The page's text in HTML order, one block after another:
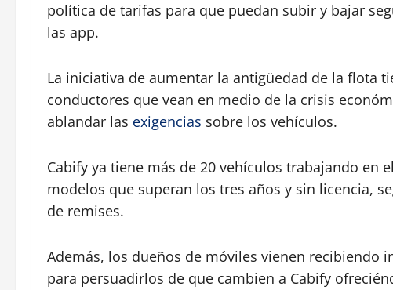
política de tarifas para que puedan subir y bajar
las app.
La iniciativa de aumentar la antigüedad de la flota
conductores que vean en medio de la crisis
ablandar las exigencias sobre los vehículos.
Cabify ya tiene más de 20 vehículos trabajando en
modelos que superan los tres años y sin licencia,
de remises.
Además, los dueños de móviles vienen recibiendo
para persuadirlos de que cambien a Cabify